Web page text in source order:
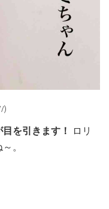
)
を引きます！
ロリ
。